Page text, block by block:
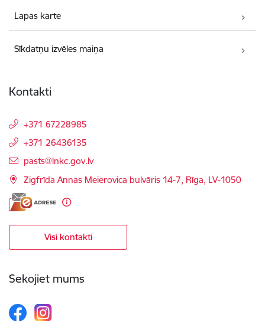
Lapas karte
Sīkdatņu izvēles maiņa
Kontakti
+371 67228985
+371 26436135
E-pasts:
pasts@lnkc.gov.lv
Zigfrīda Annas Meierovica bulvāris 14-7, Rīga, LV-1050
Visi kontakti
Sekojiet mums